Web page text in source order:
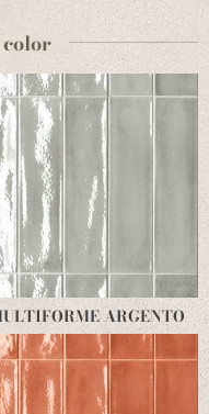
ARGENTO